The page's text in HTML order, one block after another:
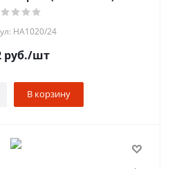
HA1020/24
руб./шт
В корзину